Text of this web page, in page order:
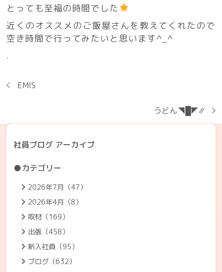
とっても至福の時間でした
近くのオススメのご飯屋さんを教えてくれたので
空き時間で行ってみたいと思います^_^
.
EMIS
うどん◥█̆̈◤∥
社員ブログ アーカイブ
●カテゴリー
2026年7月（47）
2026年4月（8）
取材（169）
出張（458）
新入社員（95）
ブログ（632）